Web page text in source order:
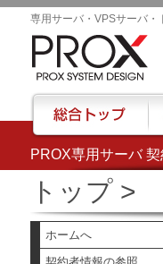
PROX専用サーバ
専用サーバ・VPSサーバ・
トップ>
ホームへ
総合トップ 専